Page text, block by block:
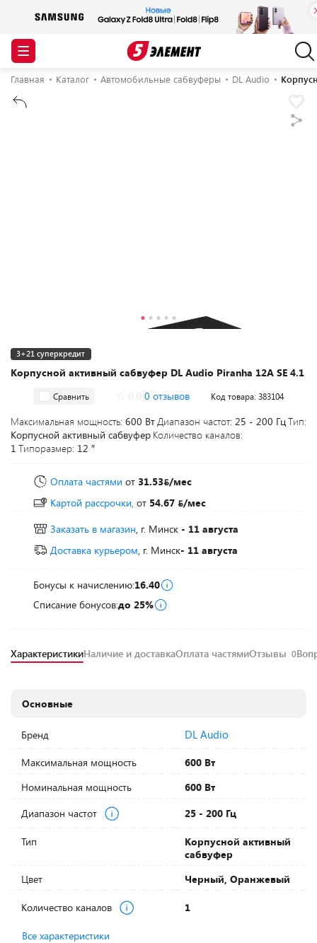
Главная Каталог Автомобильные сабвуферы DL Audio
Корпусной активный сабвуфер DL Audio Piranha 12A SE 4.1
3+21 суперкредит
Сравнить 0 отзывов Код товара: 383104
Максимальная мощность: 600 ВтДиапазон частот: 25 - 200 ГцТип:
Корпусной активный сабвуфер Количество каналов:
1 Типоразмер: 12 ″
Оплата частями от 31.53 /мес
Картой рассрочки, от 54.67
/мес
Заказать в магазин, г. Минск - 11 августа
Доставка курьером, г. Минск- 11 августа
Бонусы к начислению:16.40
Списание бонусов:до 25%
ХарактеристикиНаличие и доставкаОплата частямиОтзывы 0
Основные
Бренд DL Audio
Максимальная мощность
600 Вт
Номинальная мощность
600 Вт
Диапазон частот
25 - 200 Гц
Тип
Корпусной активный
сабвуфер
Цвет
Черный, Оранжевый
Количество каналов 1
Все характеристики